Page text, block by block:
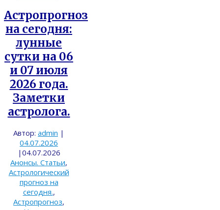
Астропрогноз
на сегодня:
лунные
сутки на 06
и 07 июля
2026 года.
Заметки
астролога.
Автор: admin |
04.07.2026
| 04.07.2026
Анонсы. Статьи,
Астрологический
прогноз на
сегодня.,
Астропрогноз,